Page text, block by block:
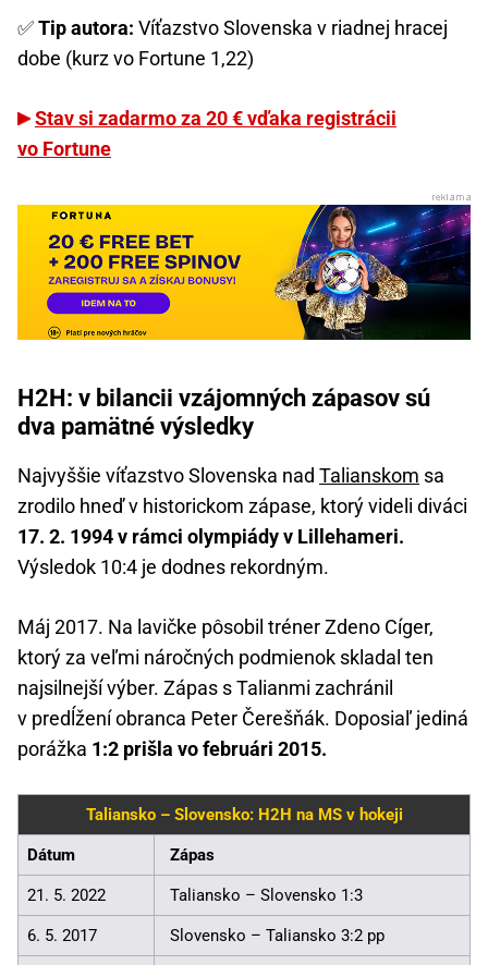
✅Tip autora: Víťazstvo Slovenska v riadnej hracej
dobe (kurz vo Fortune 1,22)
Stav si zadarmo za 20 € vďaka registrácii
vo Fortune
H2H: v bilancii vzájomných zápasov sú
dva pamätné výsledky
Najvyššie víťazstvo Slovenska nad Talianskom sa
zrodilo hneď v historickom zápase, ktorý videli diváci
17. 2. 1994 v rámci olympiády v Lillehameri.
Výsledok 10:4 je dodnes rekordným.
Máj 2017. Na lavičke pôsobil tréner Zdeno Cíger,
ktorý za veľmi náročných podmienok skladal ten
najsilnejší výber. Zápas s Talianmi zachránil
v predĺžení obranca Peter Čerešňák. Doposiaľ jediná
porážka 1:2 prišla vo februári 2015.
Taliansko – Slovensko: H2H na MS v hokeji
Dátum Zápas
21. 5. 2022 Taliansko – Slovensko 1:3
6. 5. 2017 Slovensko – Taliansko 3:2 pp